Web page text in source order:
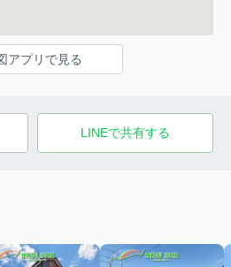
アプリで見る
LINEで共有する